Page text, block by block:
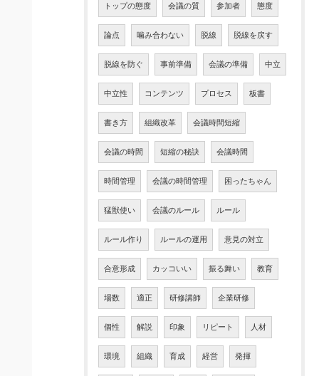
トップの態度 会議の質 参加者 態度
論点 噛み合わない 脱線 脱線を戻す
脱線を防ぐ 事前準備 会議の準備 中立
中立性 コンテンツ プロセス 板書
書き方 組織改革 会議時間短縮
会議の時間 短縮の秘訣 会議時間
時間管理 会議の時間管理 困ったちゃん
猛獣使い 会議のルール ルール
ルール作り ルールの運用 意見の対立
合意形成 カッコいい 振る舞い 教育
場数 適正 研修講師 企業研修
個性 解説 印象 リピート 人材
環境 組織 育成 経営 発揮